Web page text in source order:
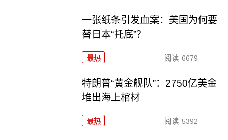
一张纸条引发血案：美国为何要
替日本“托底”？
最热 阅读 6679
特朗普“黄金舰队”：2750亿美金
堆出海上棺材
最热 阅读 5392